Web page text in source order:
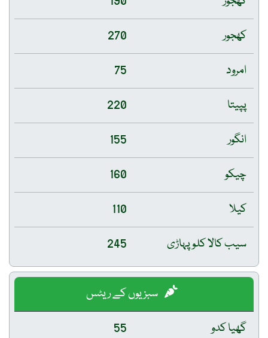
کھجور
270
امرود
75
پپیتا
220
انگور
155
چیکو
160
کیلا
110
سیب کالا کلو پہاڑی
245
سبزیوں کے ریٹس
گھیا کدو
55